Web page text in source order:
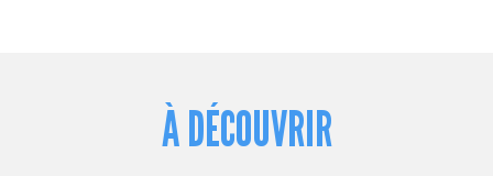
À DÉCOUVRIR